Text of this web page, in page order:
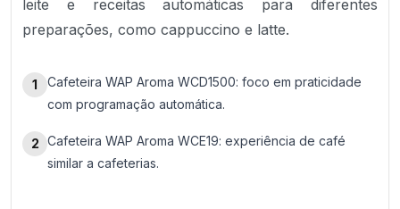
leite e receitas automáticas para diferentes
preparações, como cappuccino e latte.
1
Cafeteira WAP Aroma WCD1500: foco em praticidade
com programação automática.
2 Cafeteira WAP Aroma WCE19: experiência de café
similar a cafeterias.